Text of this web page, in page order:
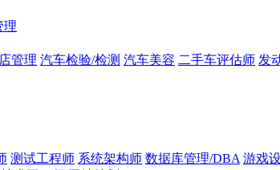
理
管理 汽车检验/检测 汽车美容 二手车评估师 发
测试工程师 系统架构师 数据库管理/DBA 游戏